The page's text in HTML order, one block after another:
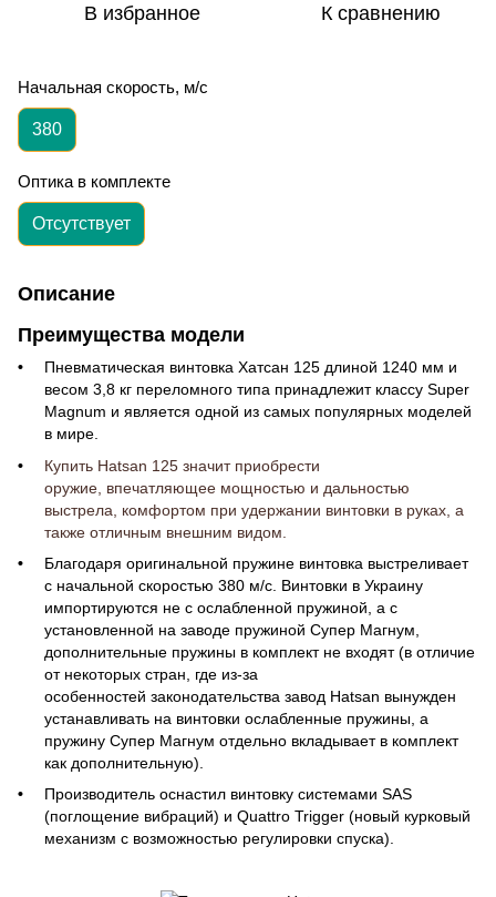
В избранное К сравнению
Начальная скорость, м/с
380
Оптика в комплекте
Отсутствует
Описание
Преимущества модели
Пневматическая винтовка Хатсан 125 длиной 1240 мм и
весом 3,8 кг переломного типа принадлежит классу Super
Magnum и является одной из самых популярных моделей
в мире.
Купить Hatsan 125 значит приобрести
оружие, впечатляющее мощностью и дальностью
выстрела, комфортом при удержании винтовки в руках, а
также отличным внешним видом.
Благодаря оригинальной пружине винтовка выстреливает
с начальной скоростью 380 м/с. Винтовки в Украину
импортируются не с ослабленной пружиной, а с
установленной на заводе пружиной Супер Магнум,
дополнительные пружины в комплект не входят (в отличие
от некоторых стран, где из-за
особенностей законодательства завод Hatsan вынужден
устанавливать на винтовки ослабленные пружины, а
пружину Супер Магнум отдельно вкладывает в комплект
как дополнительную).
Производитель оснастил винтовку системами SAS
(поглощение вибраций) и Quattro Trigger (новый курковый
механизм с возможностью регулировки спуска).